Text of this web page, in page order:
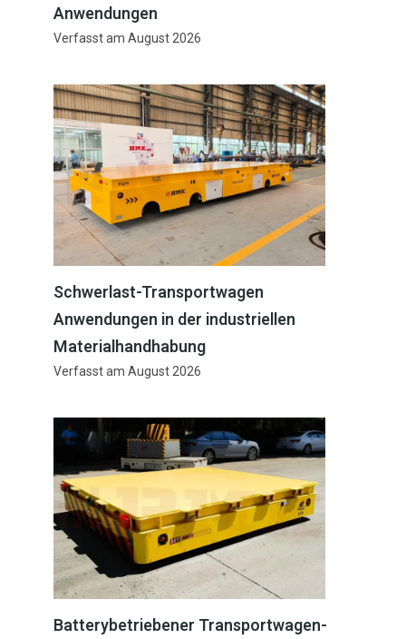
Anwendungen
Verfasst am August 2026
Schwerlast-Transportwagen
Anwendungen in der industriellen
Materialhandhabung
Verfasst am August 2026
Batterybetriebener Transportwagen-